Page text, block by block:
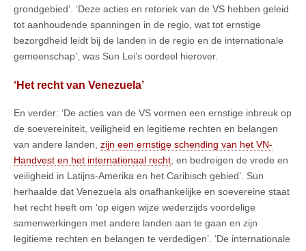
grondgebied’. ‘Deze acties en retoriek van de VS hebben geleid
tot aanhoudende spanningen in de regio, wat tot ernstige
bezorgdheid leidt bij de landen in de regio en de internationale
gemeenschap’, was Sun Lei’s oordeel hierover.
‘Het recht van Venezuela’
En verder: ‘De acties van de VS vormen een ernstige inbreuk op
de soevereiniteit, veiligheid en legitieme rechten en belangen
van andere landen, zijn een ernstige schending van het VN-
Handvest en het internationaal recht , en bedreigen de vrede en
veiligheid in Latijns-Amerika en het Caribisch gebied’. Sun
herhaalde dat Venezuela als onafhankelijke en soevereine staat
het recht heeft om ‘op eigen wijze wederzijds voordelige
samenwerkingen met andere landen aan te gaan en zijn
legitieme rechten en belangen te verdedigen’. ‘De internationale